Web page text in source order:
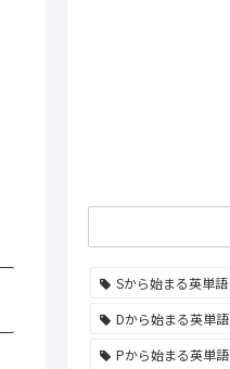
Sから始まる英単語
Dから始まる英単語
Pから始まる英単語